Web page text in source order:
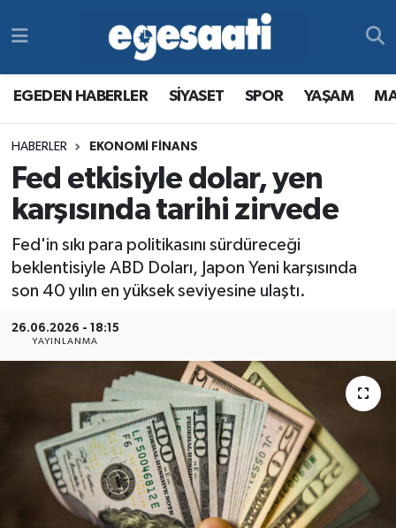
EGEDEN HABERLER SİYASET SPOR YAŞAM
HABERLER EKONOMİ FİNANS
Fed etkisiyle dolar, yen
karşısında tarihi zirvede
Fed'in sıkı para politikasını sürdüreceği
beklentisiyle ABD Doları, Japon Yeni karşısında
son 40 yılın en yüksek seviyesine ulaştı.
26.06.2026 - 18:15
YAYINLANMA
MAGAZİN
RESMİ REKLAMLAR
YAŞAM
MAGAZİN
RESMİ REKLAMLAR
Egemax TV
Tüm Manşetler
Son Dakika Haberleri
Haber Arşivi